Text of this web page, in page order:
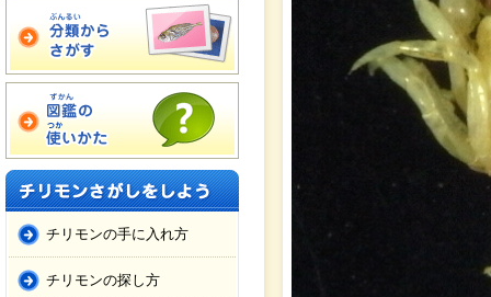
チリモンの手に入れ方
チリモンの探し方